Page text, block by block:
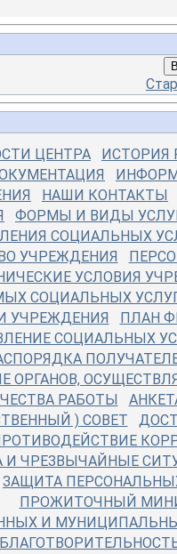
ЦЕНТРА
ИСТОРИЯ
НАШИ КОНТАКТЫ
ФОРМЫ И ВИДЫ
СОЦИАЛЬНЫХ
УЧРЕЖДЕНИЯ
УСЛОВИЯ
СОЦИАЛЬНЫХ
УЧРЕЖДЕНИЯ
ПЛАН
СОЦИАЛЬНЫХ
ОРГАНОВ,
РАБОТЫ
) СОВЕТ
И ЧРЕЗВЫЧАЙНЫЕ
ЗАЩИТА
ПРОЖИТОЧНЫЙ
И